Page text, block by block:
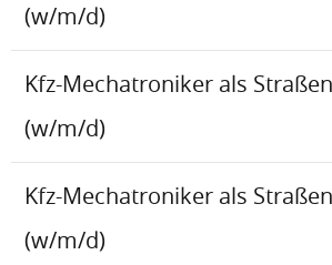
(w/m/d)
Kfz-Mechatroniker als
(w/m/d)
Kfz-Mechatroniker als
(w/m/d)